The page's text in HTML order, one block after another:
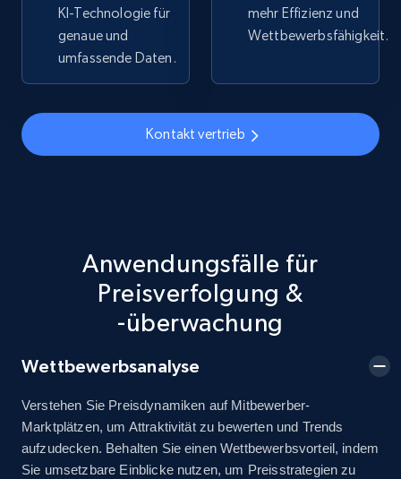
5.4K+ 668+ Jetzt anfangen
by keywords search
URL, Title, Available, Description, Currency, Initial
TikTok Shop - discover records by shop url
URL, Title, Available, Description, Currency, Initial
price, Final price, Discount percent, and more.
5.4K+ 668+ Jetzt anfangen
KI-Technologie für
genaue und
umfassende Daten.
mehr Effizienz und
Wettbewerbsfähigkeit.
Kontakt vertrieb
Anwendungsfälle für
Preisverfolgung &
-überwachung
Wettbewerbsanalyse
Verstehen Sie Preisdynamiken auf Mitbewerber-
Marktplätzen, um Attraktivität zu bewerten und Trends
aufzudecken. Behalten Sie einen Wettbewerbsvorteil, indem
Sie umsetzbare Einblicke nutzen, um Preisstrategien zu